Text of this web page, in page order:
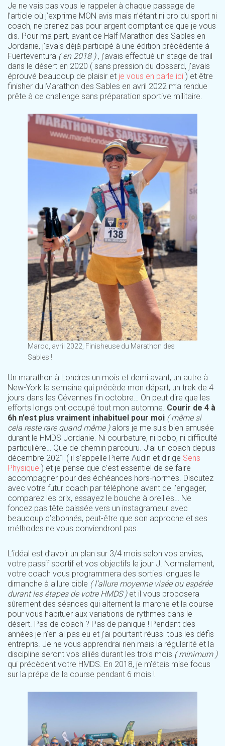
Je ne vais pas vous le rappeler à chaque passage de
l’article où j’exprime MON avis mais n’étant ni pro du sport ni
coach, ne prenez pas pour argent comptant ce que je vous
dis. Pour ma part, avant ce Half-Marathon des Sables en
Jordanie, j’avais déjà participé à une édition précédente à
Fuerteventura ( en 2018 ) , j’avais effectué un stage de trail
dans le désert en 2020 ( sans pression du dossard, j’avais
éprouvé beaucoup de plaisir et je vous en parle ici ) et être
finisher du Marathon des Sables en avril 2022 m’a rendue
prête à ce challenge sans préparation sportive militaire.
Maroc, avril 2022, Finisheuse du Marathon des
Sables !
Un marathon à Londres un mois et demi avant, un autre à
New-York la semaine qui précède mon départ, un trek de 4
jours dans les Cévennes fin octobre… On peut dire que les
efforts longs ont occupé tout mon automne. Courir de 4 à
6h n’est plus vraiment inhabituel pour moi ( même si
cela reste rare quand même ) alors je me suis bien amusée
durant le HMDS Jordanie. Ni courbature, ni bobo, ni difficulté
particulière… Que de chemin parcouru. J’ai un coach depuis
décembre 2021 ( il s’appelle Pierre Audin et dirige Sens
Physique ) et je pense que c’est essentiel de se faire
accompagner pour des échéances hors-normes. Discutez
avec votre futur coach par téléphone avant de l’engager,
comparez les prix, essayez le bouche à oreilles… Ne
foncez pas tête baissée vers un instagrameur avec
beaucoup d’abonnés, peut-être que son approche et ses
méthodes ne vous conviendront pas.
L’idéal est d’avoir un plan sur 3/4 mois selon vos envies,
votre passif sportif et vos objectifs le jour J. Normalement,
votre coach vous programmera des sorties longues le
dimanche à allure cible ( l’allure moyenne visée ou espérée
durant les étapes de votre HMDS ) et il vous proposera
sûrement des séances qui alternent la marche et la course
pour vous habituer aux variations de rythmes dans le
désert. Pas de coach ? Pas de panique ! Pendant des
années je n’en ai pas eu et j’ai pourtant réussi tous les défis
entrepris. Je ne vous apprendrai rien mais la régularité et la
discipline seront vos alliés durant les trois mois ( minimum )
qui précèdent votre HMDS. En 2018, je m’étais mise focus
sur la prépa de la course pendant 6 mois !